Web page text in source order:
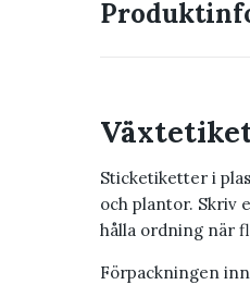
Sticketiketter i
och plantor. Skriv
hålla ordning när
Förpackningen